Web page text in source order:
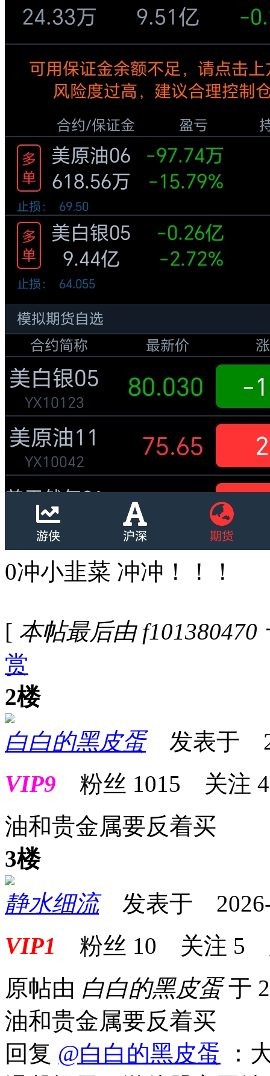
0冲小韭菜 冲冲！！！
[ 本帖最后由
赏
2楼
白白的黑皮蛋发表于
VIP9 粉丝 1015 关注
油和贵金属要反着买
3楼
静水细流发表于 2026-
VIP1 粉丝 10 关注 5
原帖由 白白的黑皮蛋于
油和贵金属要反着买
回复 @白白的黑皮蛋 ：